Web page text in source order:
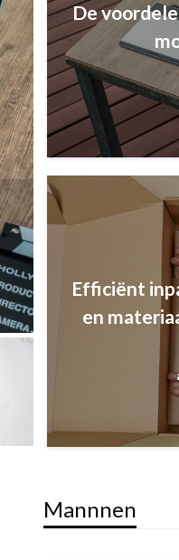
Efficiënt
te
admin april 29,
De
Efficiënt
en
Mannnen